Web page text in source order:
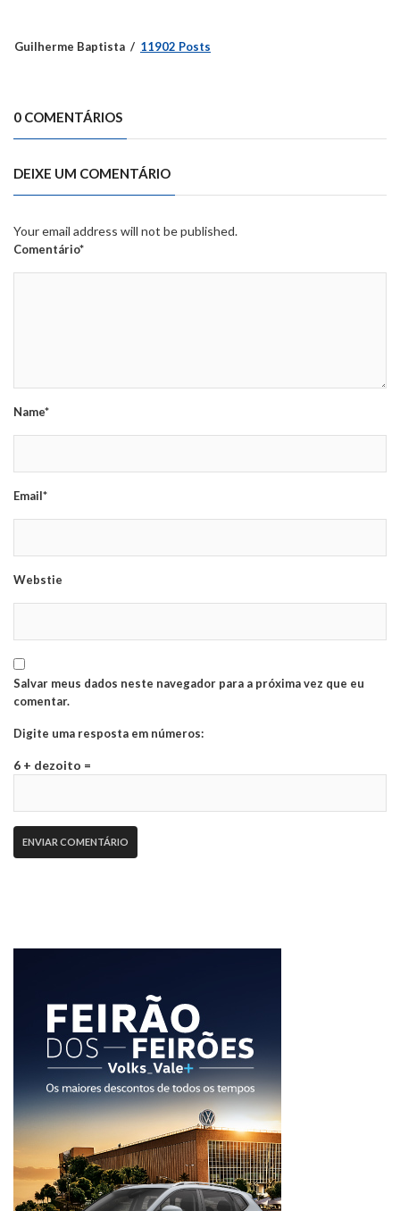
Guilherme Baptista 11902 Posts
0 COMENTÁRIOS
DEIXE UM COMENTÁRIO
Your email address will not be published.
Comentário*
Name*
Email*
Webstie
Salvar meus dados neste navegador para a próxima vez que eu
comentar.
Digite uma resposta em números:
6 + dezoito =